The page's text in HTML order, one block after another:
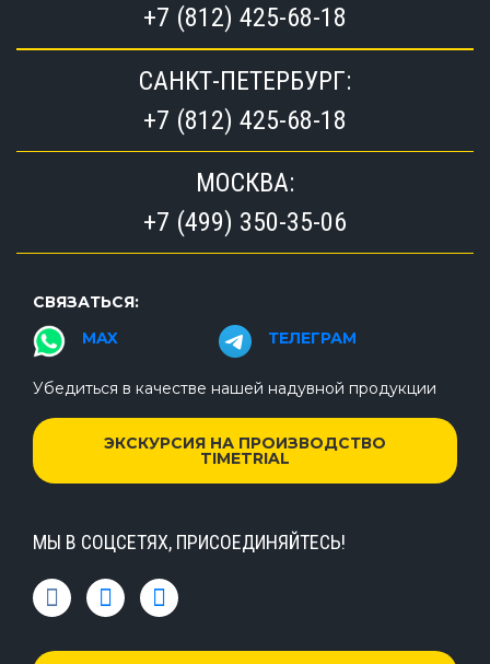
+7 (812) 425-68-18
САНКТ-ПЕТЕРБУРГ:
+7 (812) 425-68-18
МОСКВА:
+7 (499) 350-35-06
СВЯЗАТЬСЯ:
MAX
ТЕЛЕГРАМ
Убедиться в качестве нашей надувной продукции
ЭКСКУРСИЯ НА ПРОИЗВОДСТВО
TIMETRIAL
МЫ В СОЦСЕТЯХ, ПРИСОЕДИНЯЙТЕСЬ!